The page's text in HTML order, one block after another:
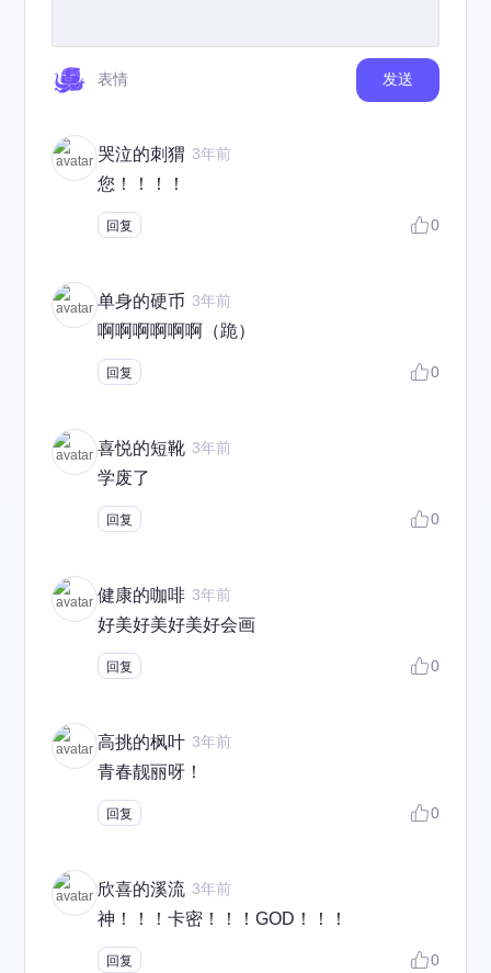
表情 发送
哭泣的刺猬 3年前
您！！！！
回复 0
单身的硬币 3年前
啊啊啊啊啊啊（跪）
回复 0
喜悦的短靴 3年前
学废了
回复 0
健康的咖啡 3年前
好美好美好美好会画
回复 0
高挑的枫叶 3年前
青春靓丽呀！
回复 0
欣喜的溪流 3年前
神！！！卡密！！！GOD！！！
回复 0